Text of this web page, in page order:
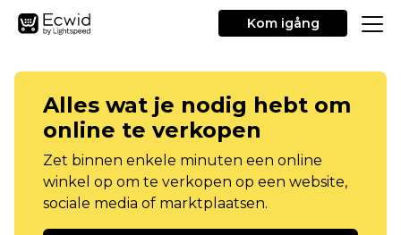
Kom igång
Alles wat je nodig hebt om
online te verkopen
Zet binnen enkele minuten een online
winkel op om te verkopen op een website,
sociale media of marktplaatsen.